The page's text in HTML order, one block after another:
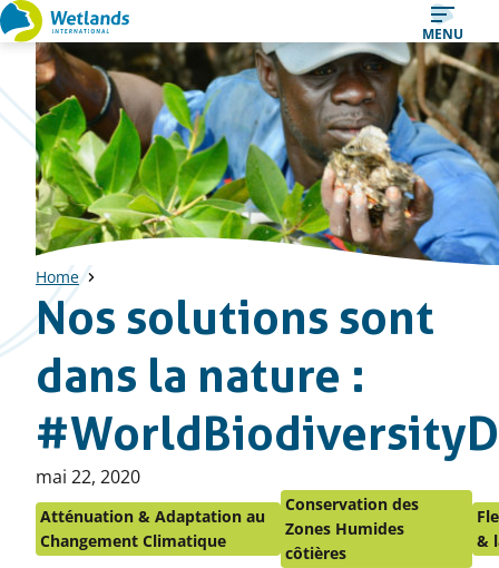
Straight
to
content
MENU
Home
Nos solutions sont
dans la nature :
Publié
le
mai 22, 2020
Atténuation & Adaptation au
Changement Climatique
Conservation des
Zones Humides
côtières
&